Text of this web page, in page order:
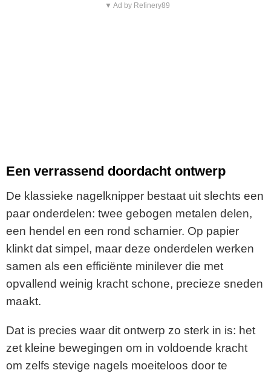
▼ Ad by Refinery89
Een verrassend doordacht ontwerp
De klassieke nagelknipper bestaat uit slechts een
paar onderdelen: twee gebogen metalen delen,
een hendel en een rond scharnier. Op papier
klinkt dat simpel, maar deze onderdelen werken
samen als een efficiënte minilever die met
opvallend weinig kracht schone, precieze sneden
maakt.
Dat is precies waar dit ontwerp zo sterk in is: het
zet kleine bewegingen om in voldoende kracht
om zelfs stevige nagels moeiteloos door te